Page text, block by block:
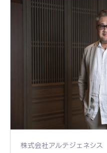
株式会社アルテジェネシス